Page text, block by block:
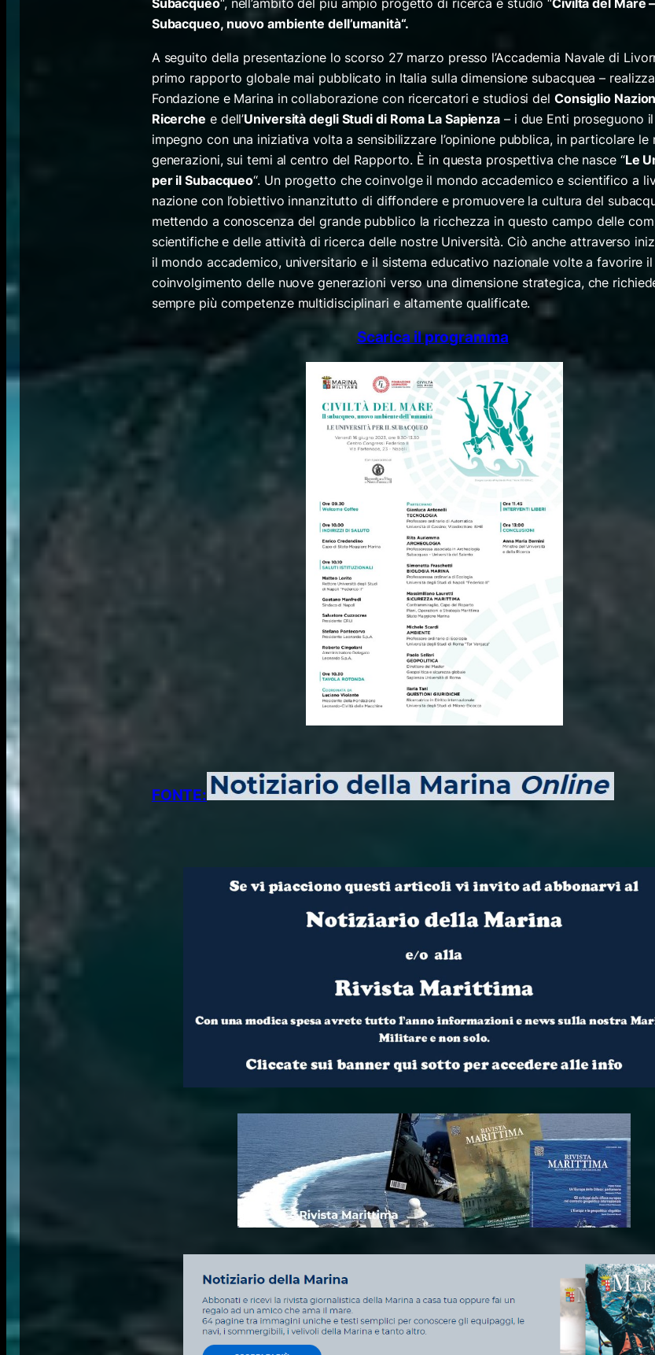
Subacqueo“, nell’ambito del più ampio progetto di ricerca e studio “Civiltà del Mare
Subacqueo, nuovo ambiente dell’umanità“.
A seguito della presentazione lo scorso 27 marzo presso l’Accademia Navale di
primo rapporto globale mai pubblicato in Italia sulla dimensione subacquea –
Fondazione e Marina in collaborazione con ricercatori e studiosi del Consiglio
Ricerche e dell’Università degli Studi di Roma La Sapienza – i due Enti proseguono
impegno con una iniziativa volta a sensibilizzare l’opinione pubblica, in particolare le
generazioni, sui temi al centro del Rapporto. È in questa prospettiva che nasce “Le
per il Subacqueo“. Un progetto che coinvolge il mondo accademico e scientifico a
nazione con l’obiettivo innanzitutto di diffondere e promuovere la cultura del
mettendo a conoscenza del grande pubblico la ricchezza in questo campo delle
scientifiche e delle attività di ricerca delle nostre Università. Ciò anche attraverso
il mondo accademico, universitario e il sistema educativo nazionale volte a favorire il
coinvolgimento delle nuove generazioni verso una dimensione strategica, che
sempre più competenze multidisciplinari e altamente qualificate.
Scarica il programma
FONTE: